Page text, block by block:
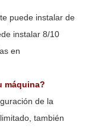
puede instalar de
instalar 8/10
en
máquina?
de la
también